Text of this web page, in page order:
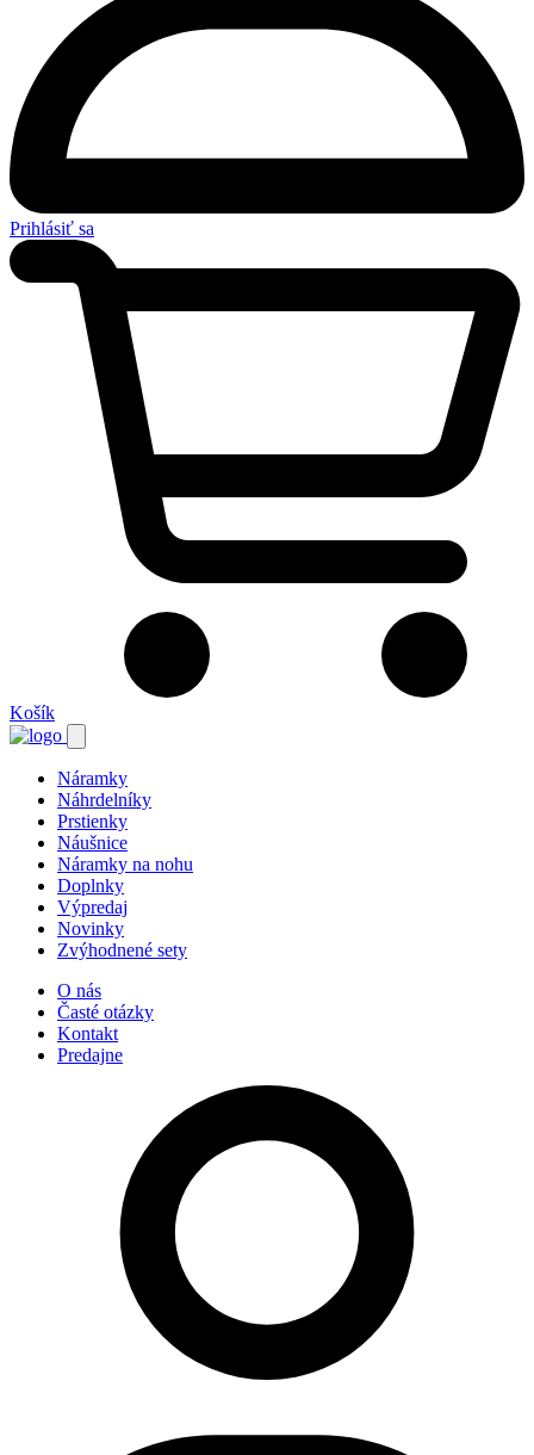
Prihlásiť sa
Košík
Náramky
Náhrdelníky
Prstienky
Náušnice
Náramky na nohu
Doplnky
Výpredaj
Novinky
Zvýhodnené sety
O nás
Časté otázky
Kontakt
Predajne